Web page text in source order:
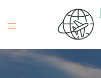
content
Toggle